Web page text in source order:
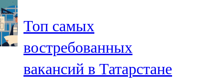
Нурлат
104,7 FM
Олы Әтнә
Топ самых
востребованных
вакансий в Татарстане